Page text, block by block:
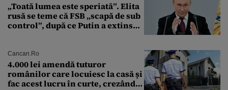
„Toată lumea este speriată”. Elita
rusă se teme că FSB „scapă de sub
control”, după ce Putin a extins
Cancan.ro
4.000 lei amendă tuturor
românilor care locuiesc la casă și
fac acest lucru în curte, crezând